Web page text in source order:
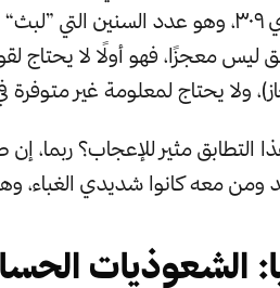
يساوي ٣٠٩، وهو عدد السنين
ليس معجزًا، فهو أولًا لا
ولا يحتاج لمعلومة غير متوفرة
التطابق مثير للإعجاب؟ ربما،
معه كانوا شديدي الغباء،
الشعوذيات